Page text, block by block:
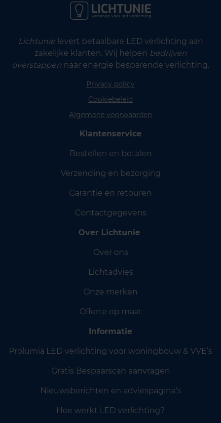
Lichtunielevert betaalbare LED verlichting aan
zakelijke klanten. Wij helpen bedrijven
overstappen naar energie besparende verlichting.
Privacy policy
Cookiebeleid
Algemene voorwaarden
Klantenservice
Bestellen en betalen
Verzending en bezorging
Garantie en retouren
Contactgegevens
Over Lichtunie
Over ons
Lichtadvies
Onze merken
Offerte op maat
Informatie
Prolumia LED verlichting voor woningbouw & VVE’s
Gratis Bespaarscan aanvragen
Nieuwsberichten en adviespagina’s
Hoe werkt LED verlichting?